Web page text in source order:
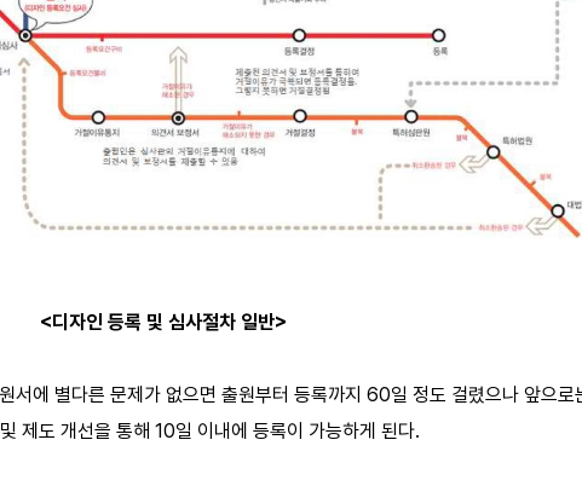
<디자인 등록 및 심사절차 일반>
서에 별다른 문제가 없으면 출원부터 등록까지 60일 정도 걸렸으나 앞으로
제도 개선을 통해 10일 이내에 등록이 가능하게 된다.